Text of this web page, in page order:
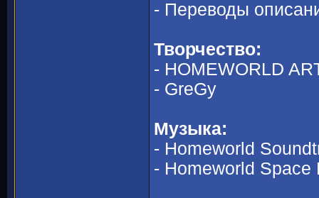
- Переводы
Творчество:
- HOMEWORLD
- GreGy
Музыка:
- Homeworld
- Homeworld Space